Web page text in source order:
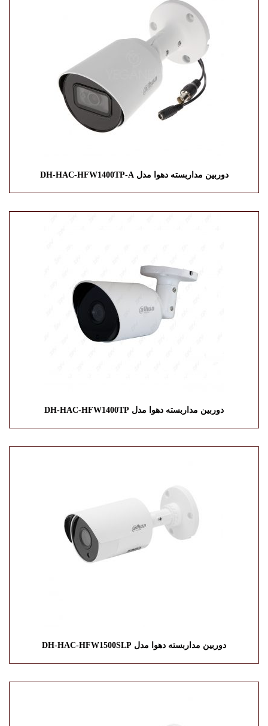
دوربین مداربسته دهوا مدل DH-HAC-HFW1400TP-A
دوربین مداربسته دهوا مدل DH-HAC-HFW1400TP
دوربین مداربسته دهوا مدل DH-HAC-HFW1500SLP